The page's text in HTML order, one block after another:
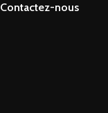
Contactez-nous